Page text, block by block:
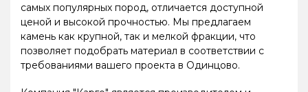
самых популярных пород, отличается доступной
ценой и высокой прочностью. Мы предлагаем
камень как крупной, так и мелкой фракции, что
позволяет подобрать материал в соответствии с
требованиями вашего проекта в Одинцово.